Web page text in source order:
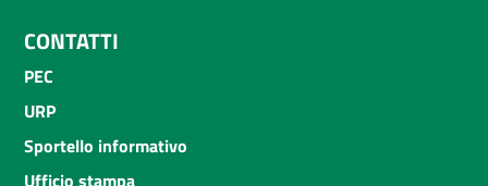
CONTATTI
PEC
URP
Sportello informativo
Ufficio stampa